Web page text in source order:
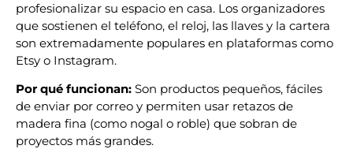
profesionalizar su espacio en casa. Los organizadores
que sostienen el teléfono, el reloj, las llaves y la cartera
son extremadamente populares en plataformas como
Etsy o Instagram.
Por qué funcionan: Son productos pequeños, fáciles
de enviar por correo y permiten usar retazos de
madera fina (como nogal o roble) que sobran de
proyectos más grandes.